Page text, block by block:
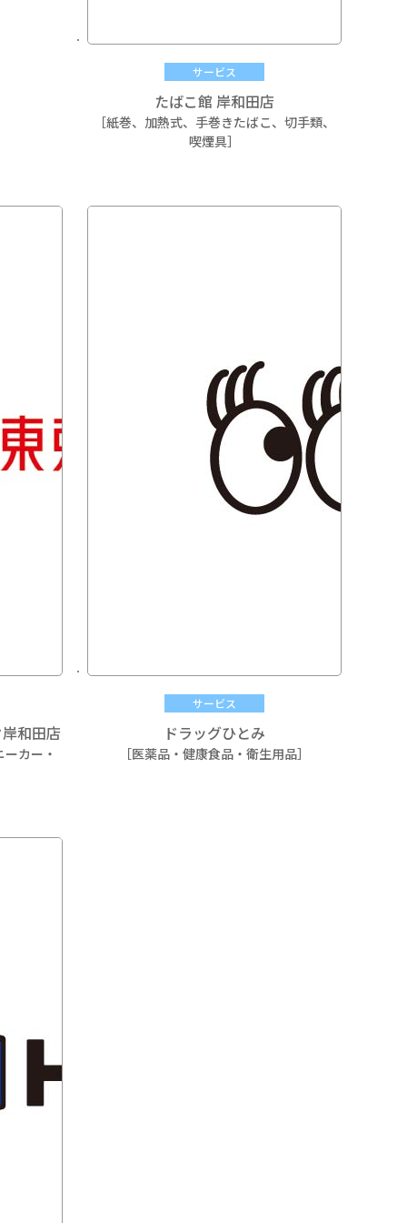
サービス
たばこ館 岸和田店
［紙巻、加熱式、手巻きたばこ、切手類、
喫煙具］
和田店
カー・
サービス
ドラッグひとみ
［医薬品・健康食品・衛生用品］